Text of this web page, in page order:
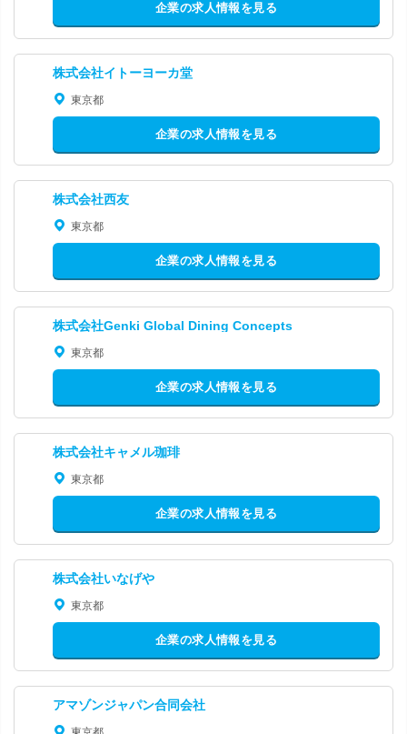
企業の求人情報を見る
株式会社イトーヨーカ堂
東京都
企業の求人情報を見る
株式会社西友
東京都
企業の求人情報を見る
株式会社Genki Global Dining Concepts
東京都
企業の求人情報を見る
株式会社キャメル珈琲
東京都
企業の求人情報を見る
株式会社いなげや
東京都
企業の求人情報を見る
アマゾンジャパン合同会社